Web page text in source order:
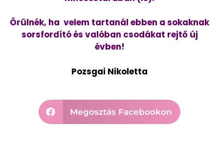
Örülnék, ha velem tartanál ebben a sokaknak
sorsfordító és valóban csodákat rejtő új
évben!
Pozsgai Nikoletta
Megosztás Facebookon